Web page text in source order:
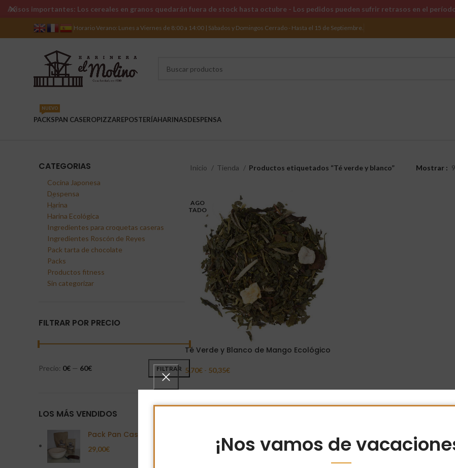
¡Nos vamos de
Horario Verano: Lunes a Viernes de 8:00 a 14:00 | Sábados y Domingos Cerrado - Hasta el 15 de Septiembre.
PACKS
NUEVO
PAN CASEROPIZZAREPOSTERÍAHARINASDESPENSA
CATEGORIAS
Cocina Japonesa
Despensa
Harina
Harina Ecológica
Ingredientes para croquetas caseras
Ingredientes Roscón de Reyes
Pack tarta de chocolate
Packs
Productos fitness
Sin categorizar
FILTRAR POR PRECIO
FILTRAR
Precio: 0€ — 60€
LOS MÁS VENDIDOS
Pack Pan Casero
29,00€
Inicio Tienda Productos etiquetados “Té verde y blanco” Mostrar 9
AGO
TADO
Té Verde y Blanco de Mango Ecológico
5,70€ - 50,35€
Seleccionar Opciones
Avisos importantes: Los cereales en granos quedarán fuera de stock hasta octubre - Los pedidos pueden sufrir retrasos en el